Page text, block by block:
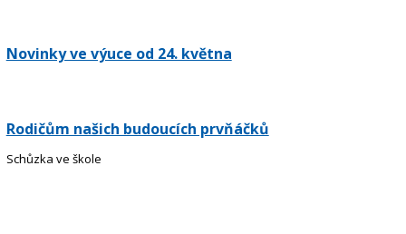
Novinky ve výuce od 24. května
Rodičům našich budoucích prvňáčků
Schůzka ve škole